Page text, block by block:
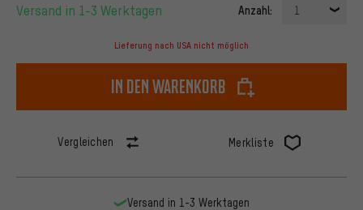
Versand in 1-3 Werktagen Anzahl: 1
Lieferung nach USA nicht möglich
In den Warenkorb
Vergleichen Merkliste
Versand in 1-3 Werktagen